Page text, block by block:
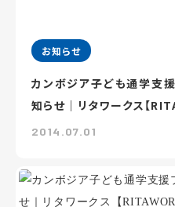
お知らせ
カンボジア子ども通学支
知らせ｜リタワークス【
2014.07.01